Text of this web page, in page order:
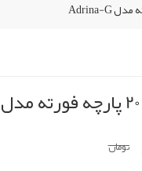
تومان